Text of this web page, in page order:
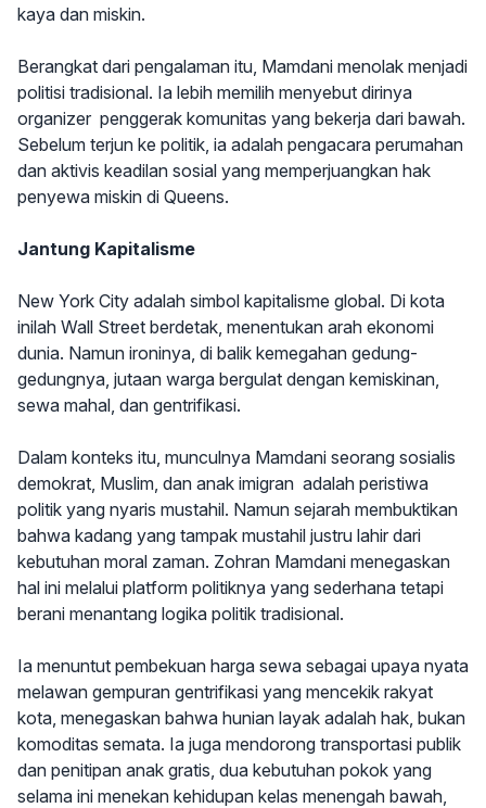
kaya dan miskin.
Berangkat dari pengalaman itu, Mamdani menolak menjadi
politisi tradisional. Ia lebih memilih menyebut dirinya
organizer penggerak komunitas yang bekerja dari bawah.
Sebelum terjun ke politik, ia adalah pengacara perumahan
dan aktivis keadilan sosial yang memperjuangkan hak
penyewa miskin di Queens.
Jantung Kapitalisme
New York City adalah simbol kapitalisme global. Di kota
inilah Wall Street berdetak, menentukan arah ekonomi
dunia. Namun ironinya, di balik kemegahan gedung-
gedungnya, jutaan warga bergulat dengan kemiskinan,
sewa mahal, dan gentrifikasi.
Dalam konteks itu, munculnya Mamdani seorang sosialis
demokrat, Muslim, dan anak imigran adalah peristiwa
politik yang nyaris mustahil. Namun sejarah membuktikan
bahwa kadang yang tampak mustahil justru lahir dari
kebutuhan moral zaman. Zohran Mamdani menegaskan
hal ini melalui platform politiknya yang sederhana tetapi
berani menantang logika politik tradisional.
Ia menuntut pembekuan harga sewa sebagai upaya nyata
melawan gempuran gentrifikasi yang mencekik rakyat
kota, menegaskan bahwa hunian layak adalah hak, bukan
komoditas semata. Ia juga mendorong transportasi publik
dan penitipan anak gratis, dua kebutuhan pokok yang
selama ini menekan kehidupan kelas menengah bawah,